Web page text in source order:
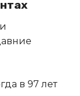
в 97 лет